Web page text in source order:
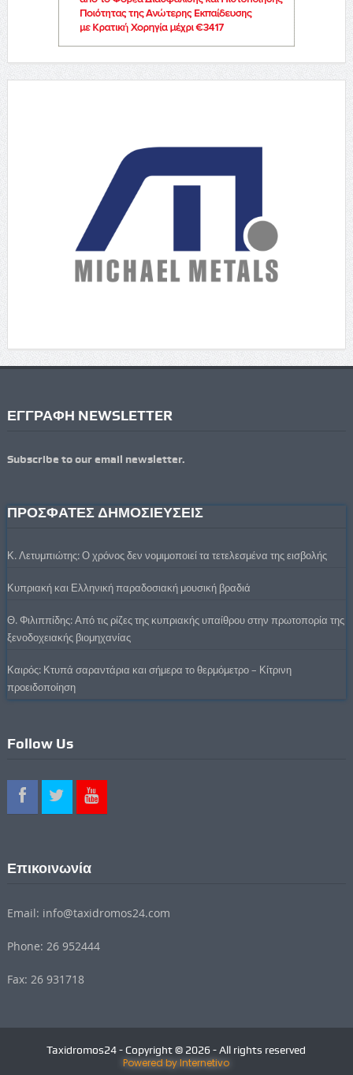
ΕΓΓΡΑΦΗ NEWSLETTER
Subscribe to our email newsletter.
ΠΡΟΣΦΑΤΕΣ ΔΗΜΟΣΙΕΥΣΕΙΣ
Κ. Λετυμπιώτης: Ο χρόνος δεν νομιμοποιεί τα τετελεσμένα της εισβολής
Κυπριακή και Ελληνική παραδοσιακή μουσική βραδιά
Θ. Φιλιππίδης: Από τις ρίζες της κυπριακής υπαίθρου στην πρωτοπορία της
ξενοδοχειακής βιομηχανίας
Καιρός: Κτυπά σαραντάρια και σήμερα το θερμόμετρο – Κίτρινη
προειδοποίηση
Follow Us
Επικοινωνία
Email: info@taxidromos24.com
Phone: 26 952444
Fax: 26 931718
Taxidromos24 - Copyright © 2026 - All rights reserved
Powered by Internetivo